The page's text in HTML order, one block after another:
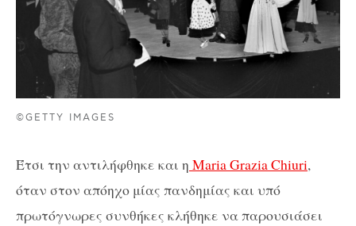
©GETTY IMAGES
Έτσι την αντιλήφθηκε και η Maria Grazia Chiuri,
όταν στον απόηχο μίας πανδημίας και υπό
πρωτόγνωρες συνθήκες κλήθηκε να παρουσιάσει